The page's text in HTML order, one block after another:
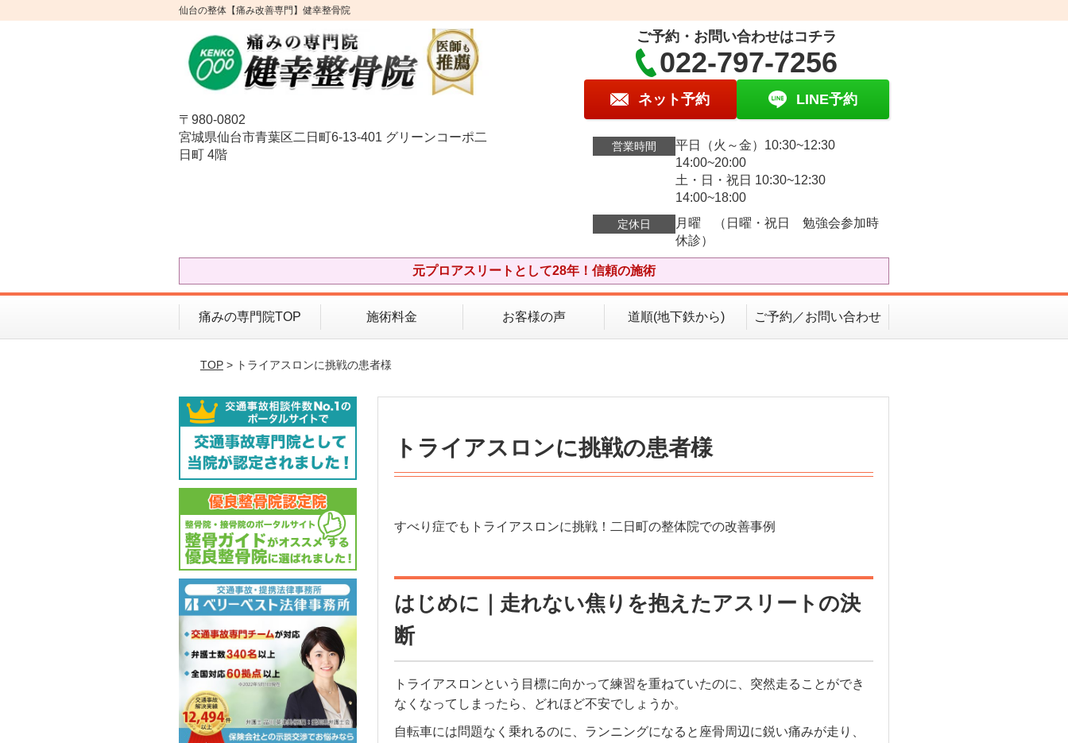
仙台の整体【痛み改善専門】健幸整骨院
〒980-0802
宮城県仙台市青葉区二日町6-13-401 グリーンコーポ二
日町 4階
ご予約・お問い合わせはコチラ
022-797-7256
ネット予約 LINE予約
営業時間
平日（火～金）10:30~12:30
14:00~20:00
土・日・祝日 10:30~12:30
14:00~18:00
定休日
月曜 （日曜・祝日 勉強会参加時
休診）
元プロアスリートとして28年！信頼の施術
痛みの専門院TOP 施術料金 お客様の声 道順(地下鉄から) ご予約／お問い合わせ
TOP> トライアスロンに挑戦の患者様
トライアスロンに挑戦の患者様
すべり症でもトライアスロンに挑戦！二日町の整体院での改善事例
はじめに｜走れない焦りを抱えたアスリートの決
断
トライアスロンという目標に向かって練習を重ねていたのに、突然走ることができ
なくなってしまったら、どれほど不安でしょうか。
自転車には問題なく乗れるのに、ランニングになると座骨周辺に鋭い痛みが走り、